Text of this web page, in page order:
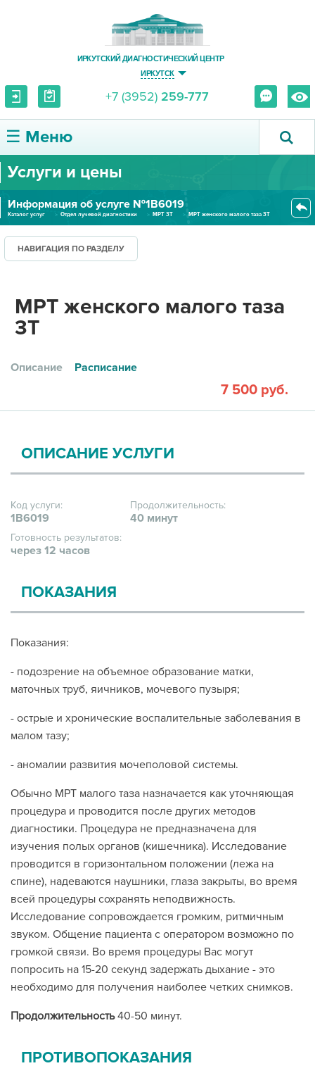
ИРКУТСКИЙ ДИАГНОСТИЧЕСКИЙ ЦЕНТР
ИРКУТСК
+7 (3952) 259-777
☰ Меню
О ЦЕНТРЕ
УСЛУГИ И ЦЕНЫ
ПАЦИЕНТУ
ПРАВОВАЯ ИНФОРМАЦИЯ
Услуги и цены
Информация об услуге №1В6019
Каталог услуг Отдел лучевой диагностики МРТ 3Т МРТ женского малого таза 3Т
НАВИГАЦИЯ ПО РАЗДЕЛУ
МРТ женского малого таза
3Т
Описание Расписание
7 500 руб.
ОПИСАНИЕ УСЛУГИ
Код услуги:
1В6019
Продолжительность:
40 минут
Готовность результатов:
через 12 часов
ПОКАЗАНИЯ
Показания:
- подозрение на объемное образование матки,
маточных труб, яичников, мочевого пузыря;
- острые и хронические воспалительные заболевания в
малом тазу;
- аномалии развития мочеполовой системы.
Обычно МРТ малого таза назначается как уточняющая
процедура и проводится после других методов
диагностики. Процедура не предназначена для
изучения полых органов (кишечника). Исследование
проводится в горизонтальном положении (лежа на
спине), надеваются наушники, глаза закрыты, во время
всей процедуры сохранять неподвижность.
Исследование сопровождается громким, ритмичным
звуком. Общение пациента с оператором возможно по
громкой связи. Во время процедуры Вас могут
попросить на 15-20 секунд задержать дыхание - это
необходимо для получения наиболее четких снимков.
Продолжительность40-50 минут.
ПРОТИВОПОКАЗАНИЯ